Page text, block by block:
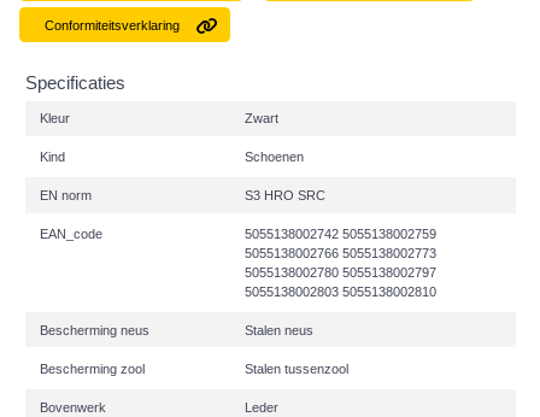
Conformiteitsverklaring
Specificaties
Kleur Zwart
Kind Schoenen
EN norm S3 HRO SRC
EAN_code
5055138002742 5055138002759
5055138002766 5055138002773
5055138002780 5055138002797
5055138002803 5055138002810
Bescherming neus Stalen neus
Bescherming zool Stalen tussenzool
Bovenwerk Leder